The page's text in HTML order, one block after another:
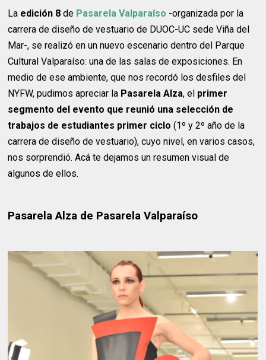
La edición 8 de Pasarela Valparaíso -organizada por la
carrera de diseño de vestuario de DUOC-UC sede Viña del
Mar-, se realizó en un nuevo escenario dentro del Parque
Cultural Valparaíso: una de las salas de exposiciones. En
medio de ese ambiente, que nos recordó los desfiles del
NYFW, pudimos apreciar la Pasarela Alza, el primer
segmento del evento que reunió una selección de
trabajos de estudiantes primer ciclo (1º y 2º año de la
carrera de diseño de vestuario), cuyo nivel, en varios casos,
nos sorprendió. Acá te dejamos un resumen visual de
algunos de ellos.
Pasarela Alza de Pasarela Valparaíso